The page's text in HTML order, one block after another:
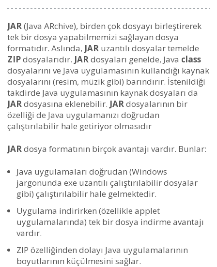
JAR(Java ARchive), birden çok dosyayı birleştirerek
tek bir dosya yapabilmemizi sağlayan dosya
formatıdır. Aslında, JAR uzantılı dosyalar temelde
ZIPdosyalarıdır. JARdosyaları genelde, Java class
dosyalarını ve Java uygulamasının kullandığı kaynak
dosyalarını (resim, müzik gibi) barındırır. İstenildiği
takdirde Java uygulamasının kaynak dosyaları da
JARdosyasına eklenebilir. JARdosyalarının bir
özelliği de Java uygulamanızı doğrudan
çalıştırılabilir hale getiriyor olmasıdır
JARdosya formatının birçok avantajı vardır. Bunlar:
Java uygulamaları doğrudan (Windows
jargonunda exe uzantılı çalıştırılabilir dosyalar
gibi) çalıştırılabilir hale gelmektedir.
Uygulama indirirken (özellikle applet
uygulamalarında) tek bir dosya indirme avantajı
vardır.
ZIP özelliğinden dolayı Java uygulamalarının
boyutlarının küçülmesini sağlar.